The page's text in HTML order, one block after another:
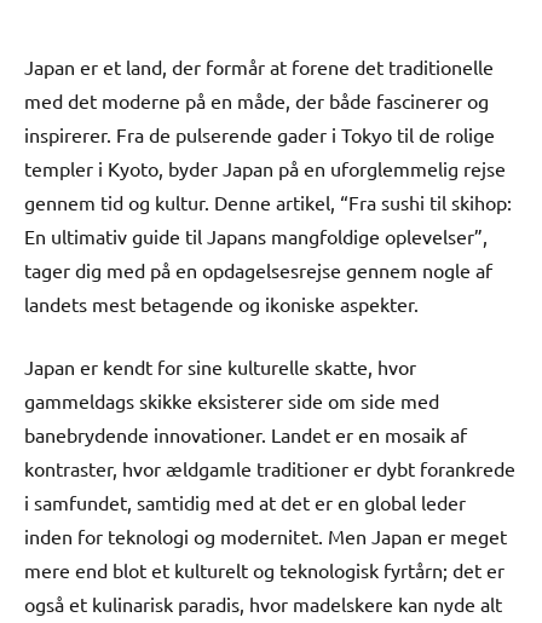
Japan er et land, der formår at forene det traditionelle
med det moderne på en måde, der både fascinerer og
inspirerer. Fra de pulserende gader i Tokyo til de rolige
templer i Kyoto, byder Japan på en uforglemmelig rejse
gennem tid og kultur. Denne artikel, “Fra sushi til skihop:
En ultimativ guide til Japans mangfoldige oplevelser”,
tager dig med på en opdagelsesrejse gennem nogle af
landets mest betagende og ikoniske aspekter.
Japan er kendt for sine kulturelle skatte, hvor
gammeldags skikke eksisterer side om side med
banebrydende innovationer. Landet er en mosaik af
kontraster, hvor ældgamle traditioner er dybt forankrede
i samfundet, samtidig med at det er en global leder
inden for teknologi og modernitet. Men Japan er meget
mere end blot et kulturelt og teknologisk fyrtårn; det er
også et kulinarisk paradis, hvor madelskere kan nyde alt